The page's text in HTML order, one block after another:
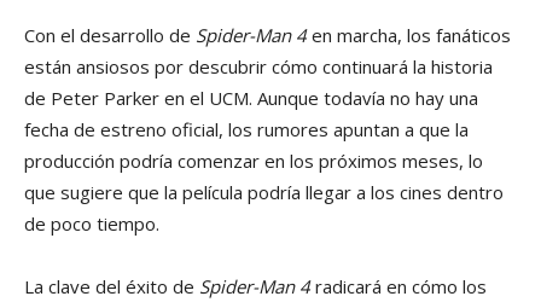
Con el desarrollo de Spider-Man 4en marcha, los fanáticos
están ansiosos por descubrir cómo continuará la historia
de Peter Parker en el UCM. Aunque todavía no hay una
fecha de estreno oficial, los rumores apuntan a que la
producción podría comenzar en los próximos meses, lo
que sugiere que la película podría llegar a los cines dentro
de poco tiempo.
La clave del éxito de Spider-Man 4radicará en cómo los